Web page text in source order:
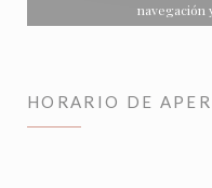
navegación
HORARIO DE